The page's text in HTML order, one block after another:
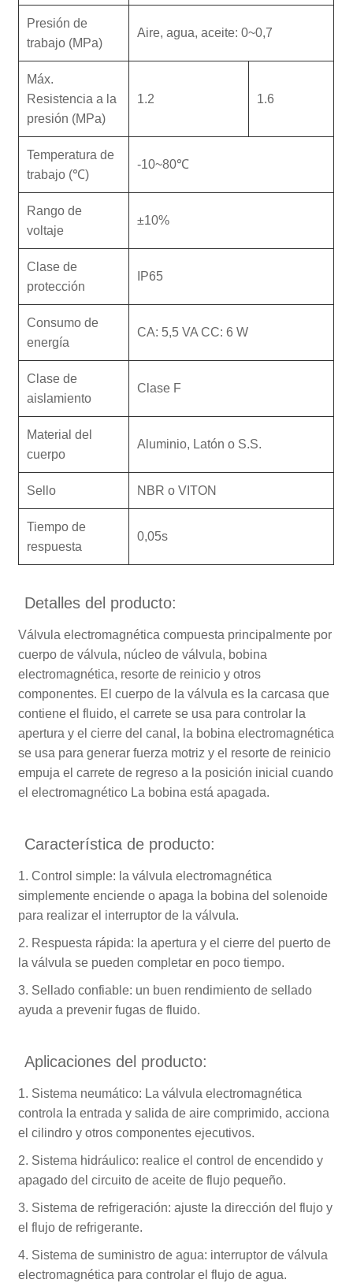
Presión de
trabajo (MPa)
Aire, agua, aceite: 0~0,7
Máx.
Resistencia a la
presión (MPa)
1.2 1.6
Temperatura de
trabajo (℃)
-10~80℃
Rango de
voltaje
±10%
Clase de
protección
IP65
Consumo de
energía
CA: 5,5 VA CC: 6 W
Clase de
aislamiento
Clase F
Material del
cuerpo
Aluminio, Latón o S.S.
Sello NBR o VITON
Tiempo de
respuesta
0,05s
Detalles del producto:
Válvula electromagnética compuesta principalmente por
cuerpo de válvula, núcleo de válvula, bobina
electromagnética, resorte de reinicio y otros
componentes. El cuerpo de la válvula es la carcasa que
contiene el fluido, el carrete se usa para controlar la
apertura y el cierre del canal, la bobina electromagnética
se usa para generar fuerza motriz y el resorte de reinicio
empuja el carrete de regreso a la posición inicial cuando
el electromagnético La bobina está apagada.
Característica de producto:
1. Control simple: la válvula electromagnética
simplemente enciende o apaga la bobina del solenoide
para realizar el interruptor de la válvula.
2. Respuesta rápida: la apertura y el cierre del puerto de
la válvula se pueden completar en poco tiempo.
3. Sellado confiable: un buen rendimiento de sellado
ayuda a prevenir fugas de fluido.
Aplicaciones del producto:
1. Sistema neumático: La válvula electromagnética
controla la entrada y salida de aire comprimido, acciona
el cilindro y otros componentes ejecutivos.
2. Sistema hidráulico: realice el control de encendido y
apagado del circuito de aceite de flujo pequeño.
3. Sistema de refrigeración: ajuste la dirección del flujo y
el flujo de refrigerante.
4. Sistema de suministro de agua: interruptor de válvula
electromagnética para controlar el flujo de agua.